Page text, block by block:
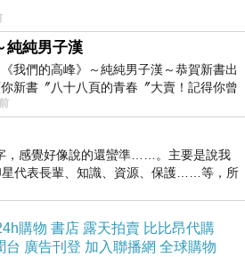
純純男子漢
我們的高峰》～純純男子漢～恭賀新書出
新書〞八十八頁的青春〞大賣！記得你曾
版留言…「好讚的圖^^感覺大家
，感覺好像說的還蠻準……。主要是說我
星代表長輩、知識、資源、保護……等，所
購物 書店 露天拍賣 比比昂代購
台 廣告刊登 加入聯播網 全球購物